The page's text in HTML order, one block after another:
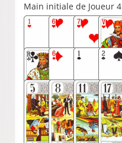
Main initiale de Joueur 4